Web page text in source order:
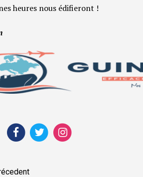
heures nous édifieront !